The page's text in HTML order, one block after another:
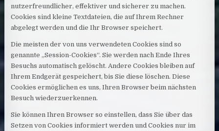
nutzerfreundlicher, effektiver und sicherer zu machen.
Cookies sind kleine Textdateien, die auf Ihrem Rechner
abgelegt werden und die Ihr Browser speichert.
Die meisten der von uns verwendeten Cookies sind so
genannte „Session-Cookies“. Sie werden nach Ende Ihres
Besuchs automatisch gelöscht. Andere Cookies bleiben auf
Ihrem Endgerät gespeichert, bis Sie diese löschen. Diese
Cookies ermöglichen es uns, Ihren Browser beim nächsten
Besuch wiederzuerkennen.
Sie können Ihren Browser so einstellen, dass Sie über das
Setzen von Cookies informiert werden und Cookies nur im